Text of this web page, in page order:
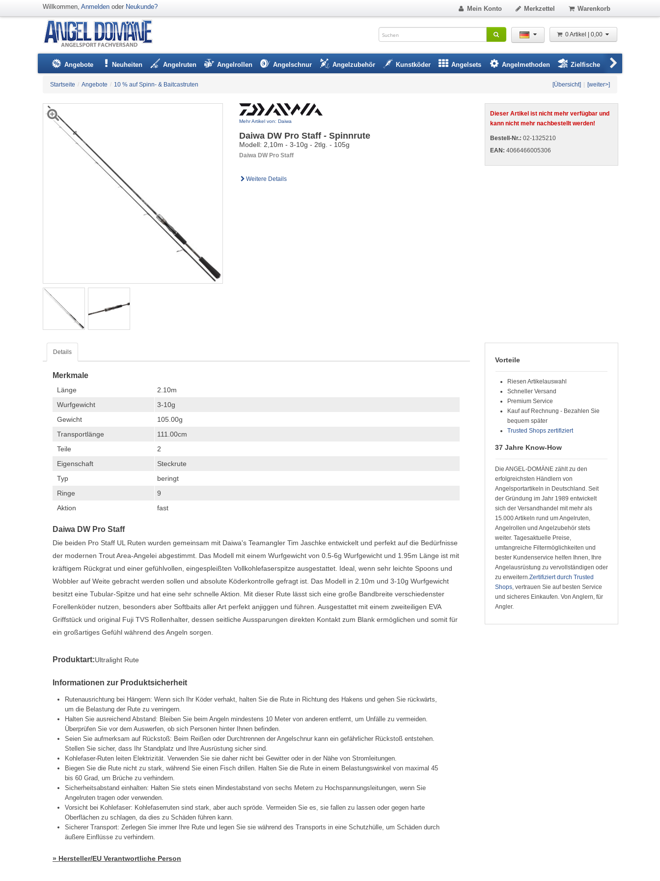
Willkommen, Anmelden oder Neukunde? Mein Konto Merkzettel Warenkorb
0 Artikel | 0,00
Angebote Neuheiten Angelruten Angelrollen Angelschnur Angelzubehör Kunstköder Angelsets Angelmethoden Zielfische
Startseite / Angebote / 10 % auf Spinn- & Baitcastruten [Übersicht] [weiter>]
Mehr Artikel von: Daiwa
Daiwa DW Pro Staff - Spinnrute
Modell: 2,10m - 3-10g - 2tlg. - 105g
Daiwa DW Pro Staff
Weitere Details
Dieser Artikel ist nicht mehr verfügbar und
kann nicht mehr nachbestellt werden!
Bestell-Nr.: 02-1325210
EAN: 4066466005306
Details
Merkmale
Länge
2.10m
Wurfgewicht
3-10g
Gewicht
105.00g
Transportlänge
111.00cm
Teile
2
Eigenschaft
Steckrute
Typ
beringt
Ringe
9
Aktion
fast
Daiwa DW Pro Staff
Die beiden Pro Staff UL Ruten wurden gemeinsam mit Daiwa's Teamangler Tim Jaschke entwickelt und perfekt auf die Bedürfnisse
der modernen Trout Area-Angelei abgestimmt. Das Modell mit einem Wurfgewicht von 0.5-6g Wurfgewicht und 1.95m Länge ist mit
kräftigem Rückgrat und einer gefühlvollen, eingespleißten Vollkohlefaserspitze ausgestattet. Ideal, wenn sehr leichte Spoons und
Wobbler auf Weite gebracht werden sollen und absolute Köderkontrolle gefragt ist. Das Modell in 2.10m und 3-10g Wurfgewicht
besitzt eine Tubular-Spitze und hat eine sehr schnelle Aktion. Mit dieser Rute lässt sich eine große Bandbreite verschiedenster
Forellenköder nutzen, besonders aber Softbaits aller Art perfekt anjiggen und führen. Ausgestattet mit einem zweiteiligen EVA
Griffstück und original Fuji TVS Rollenhalter, dessen seitliche Aussparungen direkten Kontakt zum Blank ermöglichen und somit für
ein großartiges Gefühl während des Angeln sorgen.
Produktart:Ultralight Rute
Informationen zur Produktsicherheit
Rutenausrichtung bei Hängern: Wenn sich Ihr Köder verhakt, halten Sie die Rute in Richtung des Hakens und gehen Sie rückwärts,
um die Belastung der Rute zu verringern.
Halten Sie ausreichend Abstand: Bleiben Sie beim Angeln mindestens 10 Meter von anderen entfernt, um Unfälle zu vermeiden.
Überprüfen Sie vor dem Auswerfen, ob sich Personen hinter Ihnen befinden.
Seien Sie aufmerksam auf Rückstoß: Beim Reißen oder Durchtrennen der Angelschnur kann ein gefährlicher Rückstoß entstehen.
Stellen Sie sicher, dass Ihr Standplatz und Ihre Ausrüstung sicher sind.
Kohlefaser-Ruten leiten Elektrizität. Verwenden Sie sie daher nicht bei Gewitter oder in der Nähe von Stromleitungen.
Biegen Sie die Rute nicht zu stark, während Sie einen Fisch drillen. Halten Sie die Rute in einem Belastungswinkel von maximal 45
bis 60 Grad, um Brüche zu verhindern.
Sicherheitsabstand einhalten: Halten Sie stets einen Mindestabstand von sechs Metern zu Hochspannungsleitungen, wenn Sie
Angelruten tragen oder verwenden.
Vorsicht bei Kohlefaser: Kohlefaserruten sind stark, aber auch spröde. Vermeiden Sie es, sie fallen zu lassen oder gegen harte
Oberflächen zu schlagen, da dies zu Schäden führen kann.
Sicherer Transport: Zerlegen Sie immer Ihre Rute und legen Sie sie während des Transports in eine Schutzhülle, um Schäden durch
äußere Einflüsse zu verhindern.
» Hersteller/EU Verantwortliche Person
Vorteile
Riesen Artikelauswahl
Schneller Versand
Premium Service
Kauf auf Rechnung - Bezahlen Sie
bequem später
Trusted Shops zertifiziert
37 Jahre Know-How
Die ANGEL-DOMÄNE zählt zu den
erfolgreichsten Händlern von
Angelsportartikeln in Deutschland. Seit
der Gründung im Jahr 1989 entwickelt
sich der Versandhandel mit mehr als
15.000 Artikeln rund um Angelruten,
Angelrollen und Angelzubehör stets
weiter. Tagesaktuelle Preise,
umfangreiche Filtermöglichkeiten und
bester Kundenservice helfen Ihnen, Ihre
Angelausrüstung zu vervollständigen oder
zu erweitern.Zertifiziert durch Trusted
Shops, vertrauen Sie auf besten Service
und sicheres Einkaufen. Von Anglern, für
Angler.